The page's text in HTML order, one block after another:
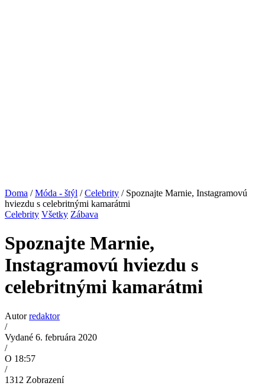
Doma /Móda - štýl /Celebrity / Spoznajte Marnie, Instagramovú
hviezdu s celebritnými kamarátmi
Celebrity Všetky Zábava
Spoznajte Marnie,
Instagramovú hviezdu s
celebritnými kamarátmi
Autorredaktor
/
Vydané 6. februára 2020
/
O 18:57
/
1312 Zobrazení